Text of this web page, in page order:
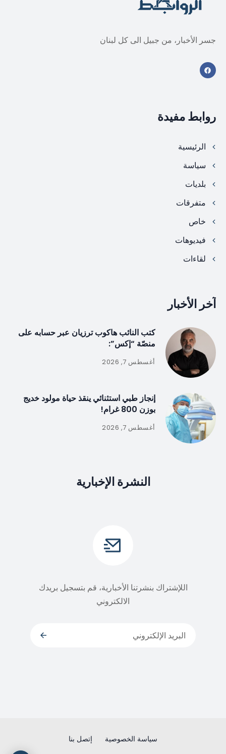
جسر الأخبار، من جبيل الى كل لبنان
روابط مفيدة
الرئيسية
سياسة
بلديات
متفرقات
خاص
فيديوهات
لقاءات
آخر الأخبار
كتب النائب هاكوب ترزيان عبر حسابه على
منصّة “إكس”:
أغسطس 7, 2026
إنجاز طبي استثنائي ينقذ حياة مولود خديج
بوزن 800 غرام!
أغسطس 7, 2026
النشرة الإخبارية
اللإشتراك بنشرتنا الأخبارية، قم بتسجيل بريدك
الالكتروني
سياسة الخصوصية إتصل بنا